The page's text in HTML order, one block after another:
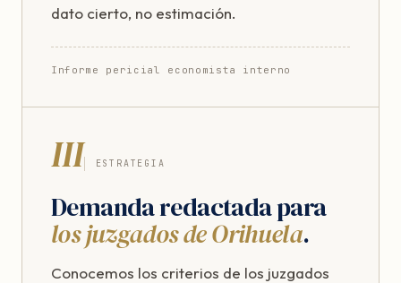
dato cierto, no estimación.
Informe pericial economista interno
III ESTRATEGIA
Demanda redactada para
los juzgados de Orihuela.
Conocemos los criterios de los juzgados